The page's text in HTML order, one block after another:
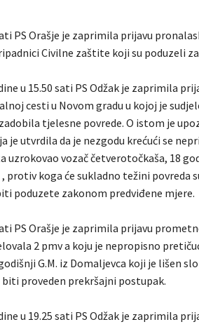
PS Orašje je zaprimila prijavu
Civilne zaštite koji su poduzeli
u 15.50 sati PS Odžak je zaprimila
cesti u Novom gradu u kojoj je
tjelesne povrede. O istom je
je utvrdila da je nezgodu krećući se
uzrokovao vozač četverotočkaša, 18
protiv koga će sukladno težini povreda
poduzete zakonom predviđene mjere.
PS Orašje je zaprimila prijavu
2 pmv a koju je nepropisno
G.M. iz Domaljevca koji je lišen
proveden prekršajni postupak.
u 19.25 sati PS Odžak je zaprimila